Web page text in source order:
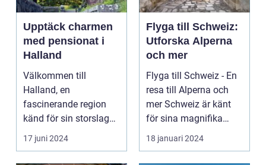
Upptäck charmen
med pensionat i
Halland
Välkommen till
Halland, en
fascinerande region
känd för sin storslagna
natur, vackra ...
17 juni 2024
Flyga till Schweiz:
Utforska Alperna
och mer
Flyga till Schweiz - En
resa till Alperna och
mer Schweiz är känt
för sina magnifika
alper och pitt...
18 januari 2024